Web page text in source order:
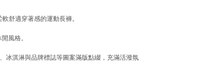
舒適穿著感的運動長褲。
風格。
冰淇淋與品牌標誌等圖案滿版點綴，充滿活潑氛